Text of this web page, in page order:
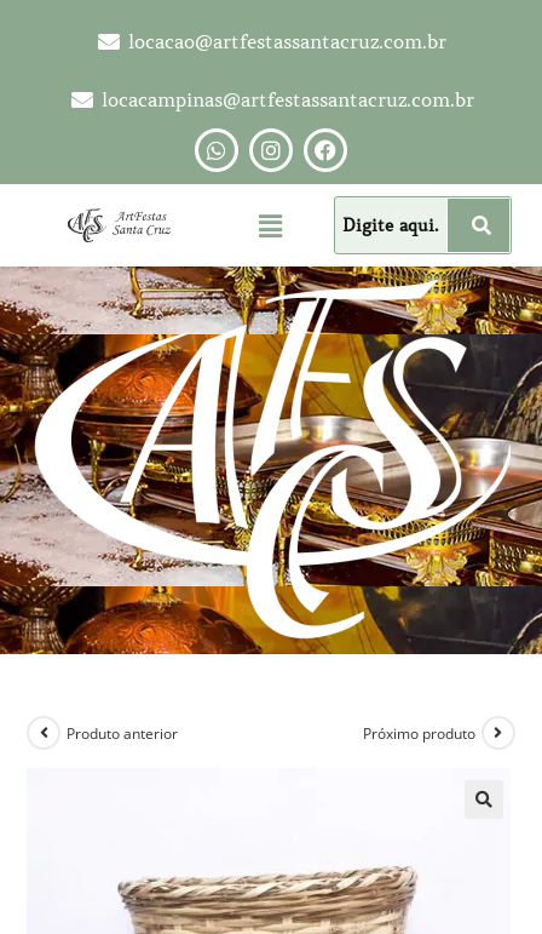
locacao@artfestassantacruz.com.br
locacampinas@artfestassantacruz.com.br
Produto anterior Próximo produto